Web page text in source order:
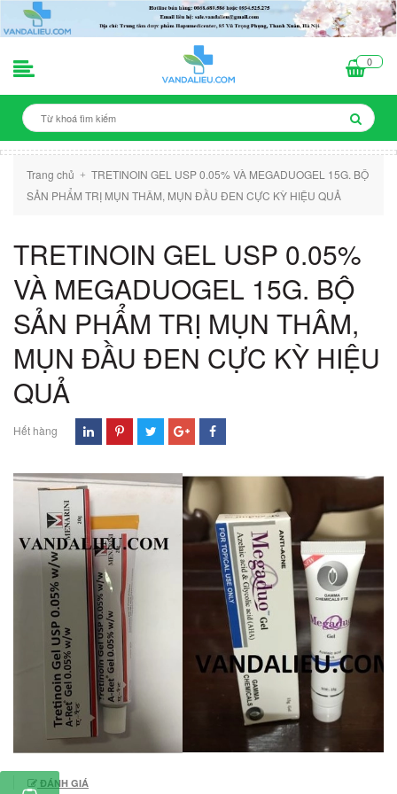
0
Trang chủ + TRETINOIN GEL USP 0.05% VÀ MEGADUOGEL 15G. BỘ
SẢN PHẨM TRỊ MỤN THÂM, MỤN ĐẦU ĐEN CỰC KỲ HIỆU QUẢ
TRETINOIN GEL USP 0.05%
VÀ MEGADUOGEL 15G. BỘ
SẢN PHẨM TRỊ MỤN THÂM,
MỤN ĐẦU ĐEN CỰC KỲ HIỆU
QUẢ
Hết hàng
ĐÁNH GIÁ